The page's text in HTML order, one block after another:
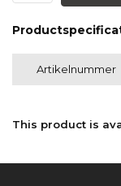
Artikelnummer
This product is